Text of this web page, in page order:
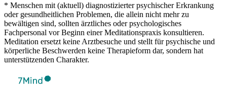
* Menschen mit (aktuell) diagnostizierter psychischer Erkrankung
oder gesundheitlichen Problemen, die allein nicht mehr zu
bewältigen sind, sollten ärztliches oder psychologisches
Fachpersonal vor Beginn einer Meditationspraxis konsultieren.
Meditation ersetzt keine Arztbesuche und stellt für psychische und
körperliche Beschwerden keine Therapieform dar, sondern hat
unterstützenden Charakter.